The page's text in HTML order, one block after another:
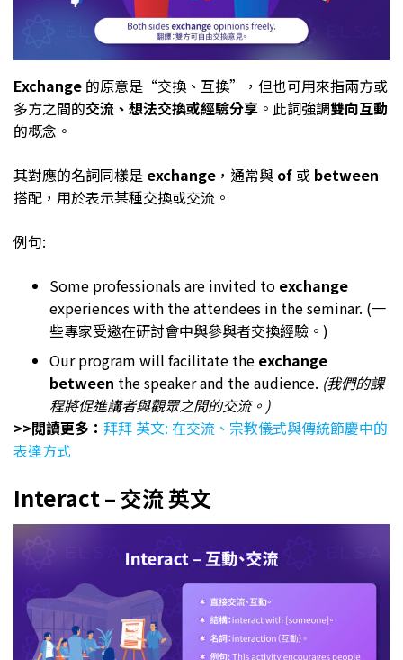
Exchange 的原意是“交換、互換”，但也可用來指兩方或
多方之間的交流、想法交換或經驗分享 。此詞強調雙向互動
的概念。
其對應的名詞同樣是 exchange ，通常與 of 或 between
搭配，用於表示某種交換或交流。
例句:
Some professionals are invited to exchange
experiences with the attendees in the seminar. (一
些專家受邀在研討會中與參與者交換經驗。)
Our program will facilitate the exchange
between the speaker and the audience. (我們的課
程將促進講者與觀眾之間的交流。)
>>閲讀更多： 拜拜 英文: 在交流、宗教儀式與傳統節慶中的
表達方式
Interact – 交流 英文